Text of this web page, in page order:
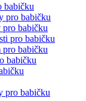
babičku
pro babičku
babičku
pro babičku
pro babičku
babičku
pro babičku